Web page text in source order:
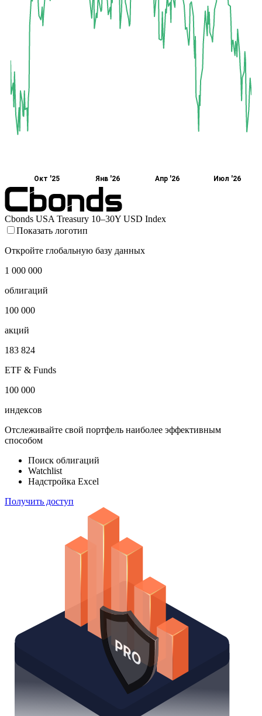
Окт '25 Янв '26 Апр '26 Июл '26
Cbonds USA Treasury 10–30Y USD Index
Показать логотип
Откройте глобальную базу данных
1 000 000
облигаций
100 000
акций
183 824
ETF & Funds
100 000
индексов
Отслеживайте свой портфель наиболее эффективным
способом
Поиск облигаций
Watchlist
Надстройка Excel
Получить доступ